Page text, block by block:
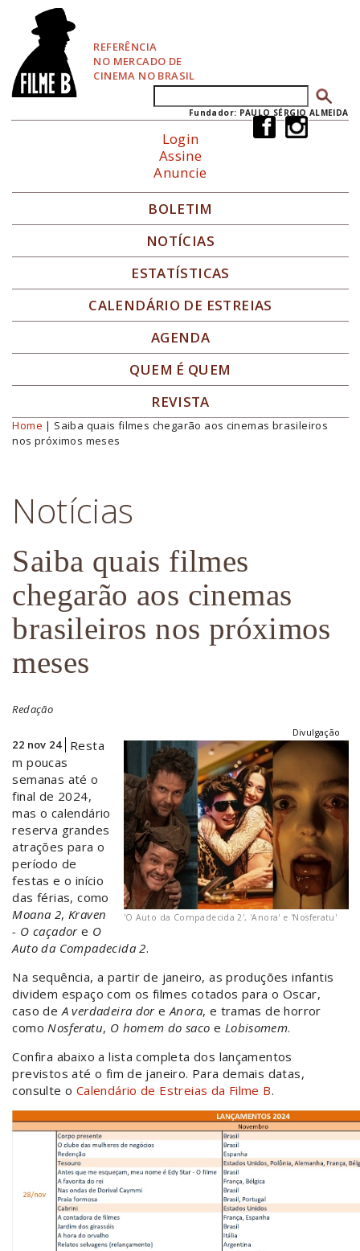
REFERÊNCIA
NO MERCADO DE
CINEMA NO BRASIL
Formulário de busca
Fundador: PAULO SÉRGIO ALMEIDA
Login
Assine
Anuncie
BOLETIM
NOTÍCIAS
ESTATÍSTICAS
CALENDÁRIO DE ESTREIAS
AGENDA
QUEM É QUEM
REVISTA
Você está aqui
Home | Saiba quais filmes chegarão aos cinemas brasileiros
nos próximos meses
Notícias
Saiba quais filmes
chegarão aos cinemas
brasileiros nos próximos
meses
Redação
22 nov 24
Divulgação
'O Auto da Compadecida 2', 'Anora' e 'Nosferatu'
Resta
m poucas
semanas até o
final de 2024,
mas o calendário
reserva grandes
atrações para o
período de
festas e o início
das férias, como
Moana 2, Kraven
- O caçadore O
Auto da Compadecida 2.
Na sequência, a partir de janeiro, as produções infantis
dividem espaço com os filmes cotados para o Oscar,
caso deA verdadeira doreAnora, e tramas de horror
comoNosferatu, O homem do saco e Lobisomem.
Confira abaixo a lista completa dos lançamentos
previstos até o fim de janeiro. Para demais datas,
consulte o Calendário de Estreias da Filme B.